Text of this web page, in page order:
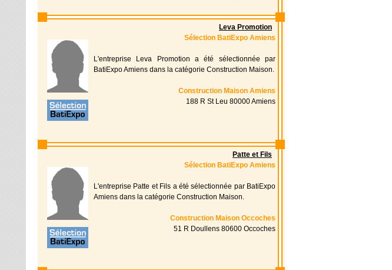
Leva Promotion
Sélection BatiExpo Amiens
L'entreprise Leva Promotion a été sélectionnée par
BatiExpo Amiens dans la catégorie Construction Maison.
Construction Maison Amiens
188 R St Leu 80000 Amiens
Patte et Fils
Sélection BatiExpo Amiens
L'entreprise Patte et Fils a été sélectionnée par BatiExpo
Amiens dans la catégorie Construction Maison.
Construction Maison Occoches
51 R Doullens 80600 Occoches